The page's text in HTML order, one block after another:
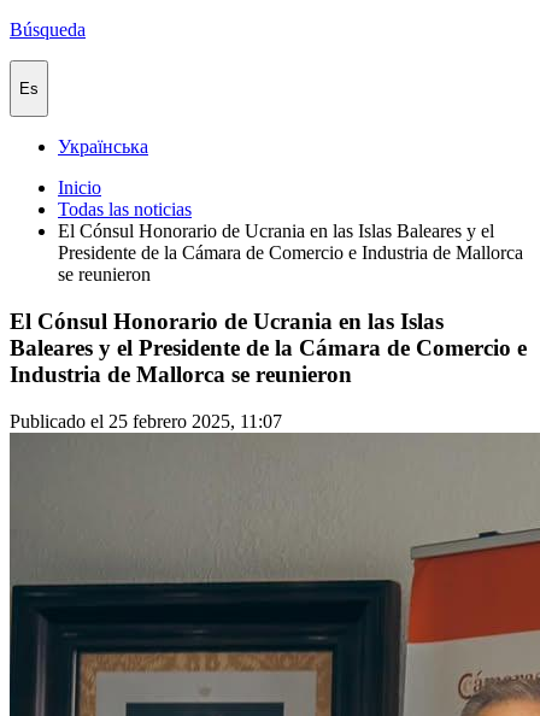
Búsqueda
Es
Українська
Inicio
Todas las noticias
El Cónsul Honorario de Ucrania en las Islas Baleares y el
Presidente de la Cámara de Comercio e Industria de Mallorca
se reunieron
El Cónsul Honorario de Ucrania en las Islas
Baleares y el Presidente de la Cámara de Comercio e
Industria de Mallorca se reunieron
Publicado el 25 febrero 2025, 11:07